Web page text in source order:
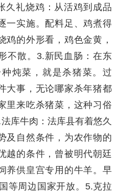
久礼烧鸡：从活鸡到成品
一实施。配料足、鸡煮得
鸡的外形看，鸡色金黄，
不散。3.新民血肠：在东
炖菜，就是杀猪菜。过
大事，无论哪家杀年猪都
里来吃杀猪菜，这种习俗
库牛肉：法库县有着悠久
及自然条件，为农作物的
越的条件，曾被明代朝廷
养供皇宫专用的牛羊。早
等周边国家开放。5.克拉